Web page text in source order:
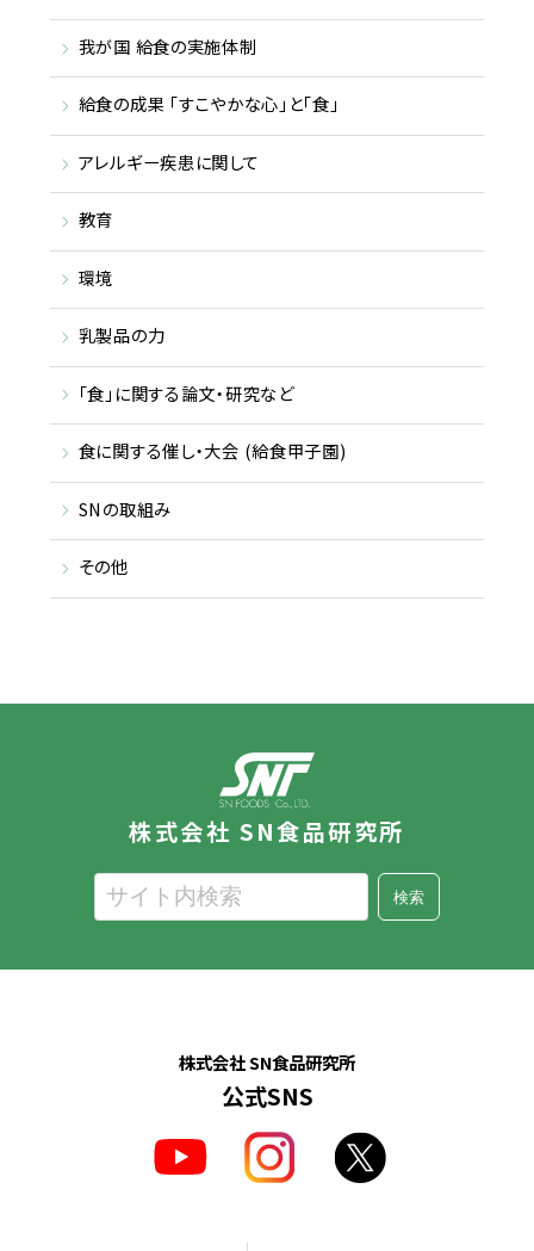
我が国 給食の実施体制
給食の成果 「すこやかな心」と「食」
アレルギー疾患に関して
教育
環境
乳製品の力
「食」に関する論文・研究など
食に関する催し・大会 (給食甲子園)
SNの取組み
その他
株式会社 SN食品研究所
検索
株式会社 SN食品研究所
公式SNS